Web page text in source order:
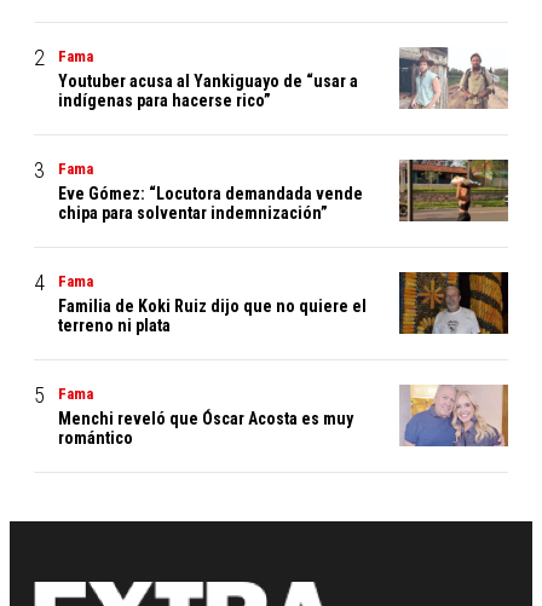
Fama
Youtuber acusa al Yankiguayo de “usar a
indígenas para hacerse rico”
Fama
Eve Gómez: “Locutora demandada vende
chipa para solventar indemnización”
Fama
Familia de Koki Ruiz dijo que no quiere el
terreno ni plata
Fama
Menchi reveló que Óscar Acosta es muy
romántico